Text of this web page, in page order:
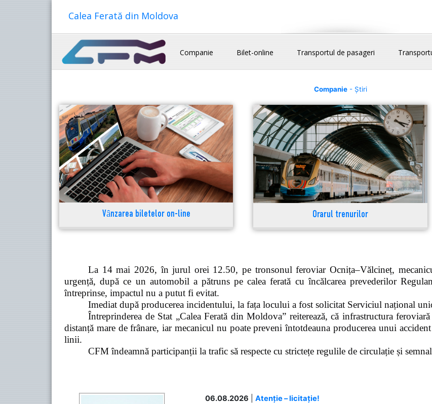
Calea Ferată din Moldova
Companie Bilet-online Transportul de pasageri
Companie- Știri
Vânzarea biletelor on-line Orarul trenurilor
La 14 mai 2026, în jurul orei 12.50, pe tronsonul feroviar Ocnița–Vălcineț,
urgență, după ce un automobil a pătruns pe calea ferată cu încălcarea prevederilor
întreprinse, impactul nu a putut fi evitat.
Imediat după producerea incidentului, la fața locului a fost solicitat Serviciul național
Întreprinderea de Stat „Calea Ferată din Moldova” reiterează, că infrastructura
distanță mare de frânare, iar mecanicul nu poate preveni întotdeauna producerea unui
linii.
CFM îndeamnă participanții la trafic să respecte cu strictețe regulile de circulație și
06.08.2026
Atenție – licitație!